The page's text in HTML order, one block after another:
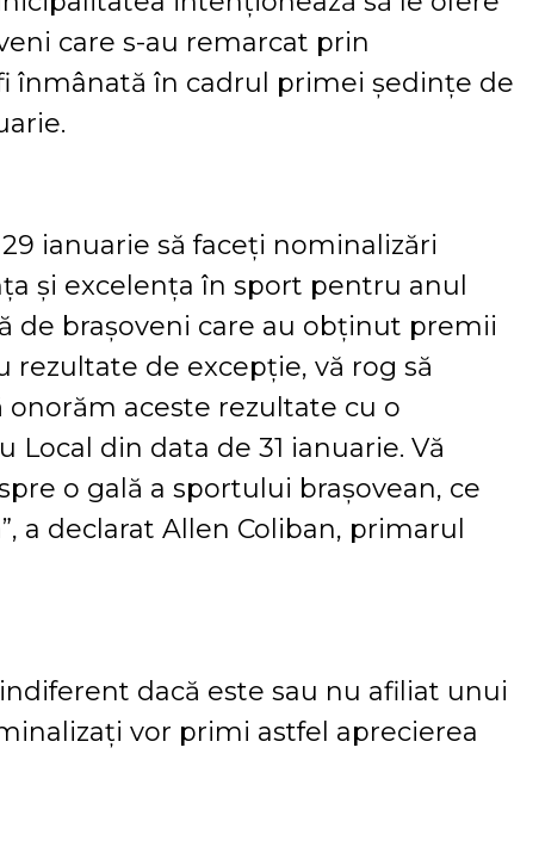
care s-au remarcat prin
înmânată în cadrul primei ședințe de
ianuarie să faceți nominalizări
și excelența în sport pentru anul
de brașoveni care au obținut premii
rezultate de excepție, vă rog să
aceste rezultate cu o
din data de 31 ianuarie. Vă
o gală a sportului brașovean, ce
a declarat Allen Coliban, primarul
dacă este sau nu afiliat unui
vor primi astfel aprecierea